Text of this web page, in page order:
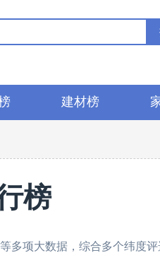
建材榜
榜
多项大数据，综合多个纬度评